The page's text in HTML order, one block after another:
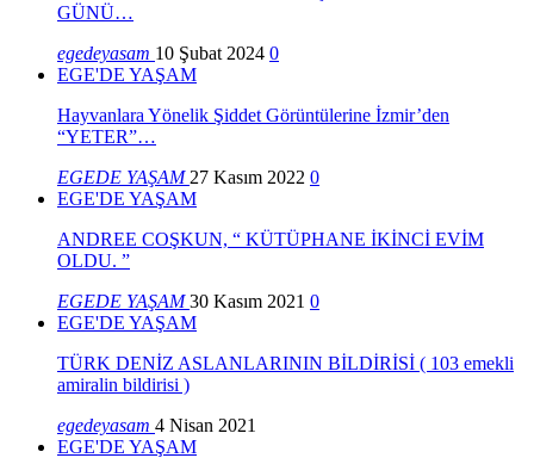
GÜNÜ…
egedeyasam 10 Şubat 2024 0
EGE'DE YAŞAM
Hayvanlara Yönelik Şiddet Görüntülerine İzmir’den
“YETER”…
EGEDE YAŞAM 27 Kasım 2022 0
EGE'DE YAŞAM
ANDREE COŞKUN, “ KÜTÜPHANE İKİNCİ EVİM
OLDU. ”
EGEDE YAŞAM30 Kasım 2021 0
EGE'DE YAŞAM
TÜRK DENİZ ASLANLARININ BİLDİRİSİ ( 103 emekli
amiralin bildirisi )
egedeyasam 4 Nisan 2021
EGE'DE YAŞAM